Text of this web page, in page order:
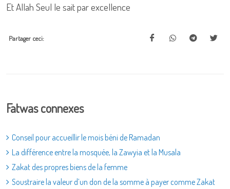
Et Allah Seul le sait par excellence
Partager ceci:
Fatwas connexes
Conseil pour accueillir le mois béni de Ramadan
La différence entre la mosquée, la Zawyia et la Musala
Zakat des propres biens de la femme
Soustraire la valeur d’un don de la somme à payer comme Zakat